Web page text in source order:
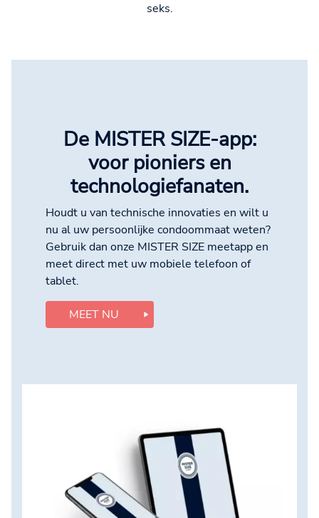
seks.
De MISTER SIZE-app:
voor pioniers en
technologiefanaten.
Houdt u van technische innovaties en wilt u
nu al uw persoonlijke condoommaat weten?
Gebruik dan onze MISTER SIZE meetapp en
meet direct met uw mobiele telefoon of
tablet.
MEET NU